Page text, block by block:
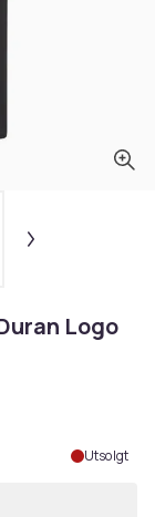
Logo
Utsolgt